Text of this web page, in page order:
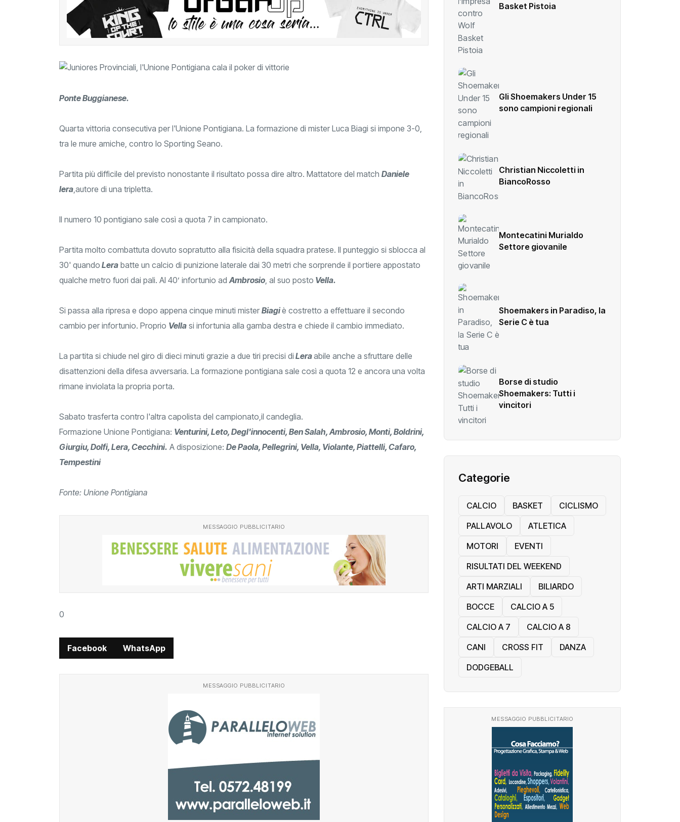
Ponte Buggianese.
Quarta vittoria consecutiva per l'Unione Pontigiana. La formazione di mister Luca Biagi si impone 3-0,
tra le mure amiche, contro lo Sporting Seano.
Partita più difficile del previsto nonostante il risultato possa dire altro. Mattatore del match Daniele
lera,autore di una tripletta.
Il numero 10 pontigiano sale così a quota 7 in campionato.
Partita molto combattuta dovuto sopratutto alla fisicità della squadra pratese. Il punteggio si sblocca al
30' quando Lera batte un calcio di punizione laterale dai 30 metri che sorprende il portiere appostato
qualche metro fuori dai pali. Al 40’ infortunio adAmbrosio, al suo posto Vella.
Si passa alla ripresa e dopo appena cinque minuti mister Biagiè costretto a effettuare il secondo
cambio per infortunio. Proprio Vella si infortunia alla gamba destra e chiede il cambio immediato.
La partita si chiude nel giro di dieci minuti grazie a due tiri precisi di Leraabile anche a sfruttare delle
disattenzioni della difesa avversaria. La formazione pontigiana sale così a quota 12 e ancora una volta
rimane inviolata la propria porta.
Sabato trasferta contro l'altra capolista del campionato,il candeglia.
Formazione Unione Pontigiana: Venturini, Leto, Degl'innocenti, Ben Salah, Ambrosio, Monti, Boldrini,
Giurgiu, Dolfi, Lera, Cecchini. A disposizione: De Paola, Pellegrini, Vella, Violante, Piattelli, Cafaro,
Tempestini
Fonte: Unione Pontigiana
MESSAGGIO PUBBLICITARIO
0
Facebook WhatsApp
MESSAGGIO PUBBLICITARIO
Basket Pistoia
Gli Shoemakers Under 15
sono campioni regionali
Christian Niccoletti in
BiancoRosso
Montecatini Murialdo
Settore giovanile
Shoemakers in Paradiso, la
Serie C è tua
Borse di studio
Shoemakers: Tutti i
vincitori
Categorie
CALCIO BASKET
CICLISMO
PALLAVOLO
ATLETICA
MOTORI
EVENTI
RISULTATI DEL WEEKEND
ARTI MARZIALI
BILIARDO
BOCCE
CALCIO A 5
CALCIO A 7
CALCIO A 8
CANI
CROSS FIT
DANZA
DODGEBALL
MESSAGGIO PUBBLICITARIO